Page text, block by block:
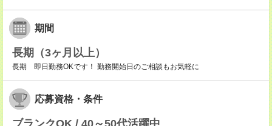
期間
長期（3ヶ月以上）
長期 即日勤務OKです！ 勤務開始日のご相談もお気軽に
応募資格・条件
ブランクOK / 40～50代活躍中